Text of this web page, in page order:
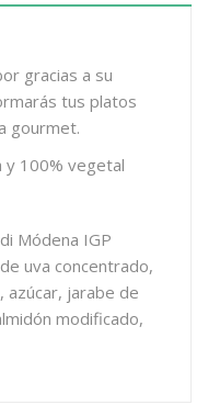
gracias a su
tus platos
gourmet.
y 100% vegetal
Módena IGP
uva concentrado,
azúcar, jarabe de
modificado,